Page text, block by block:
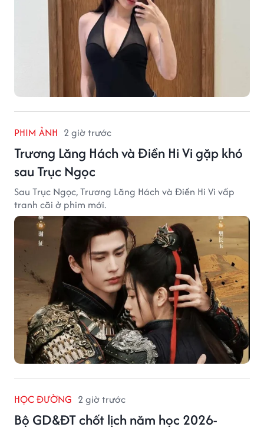
PHIM ẢNH 2 giờ trước
Trương Lăng Hách và Điền Hi Vi gặp khó
sau Trục Ngọc
Sau Trục Ngọc, Trương Lăng Hách và Điền Hi Vi vấp
tranh cãi ở phim mới.
HỌC ĐƯỜNG 2 giờ trước
Bộ GD&ĐT chốt lịch năm học 2026-